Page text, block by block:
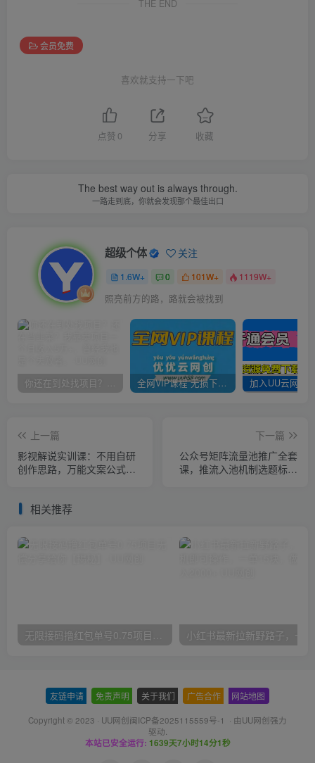
THE END
会员免费
喜欢就支持一下吧
点赞 0 分享 收藏
The best way out is always through.
一路走到底，你就会发现那个最佳出口
超级个体 关注
1.6W+ 0 101W+ 1119W+
照亮前方的路，路就会被找到
你还在到处找项目？还在当韭菜？我靠卖项目一个月收入5万+，曾经我也是个失败者。 全网VIP课程 无损下载~
上一篇
影视解说实训课：不用自研
创作思路，万能文案公式直
下一篇
公众号矩阵流量池推广全套
课，推流入池机制选题标题
相关推荐
无限接码撸红包单号0.75项目无偿分享给你【揭秘】
友链申请 免责声明 关于我们 广告合作 网站地图
Copyright © 2023 · UU网创闽ICP备2025115559号-1 · 由UU网创强力
驱动.
本站已安全运行: 1639天7小时14分1秒